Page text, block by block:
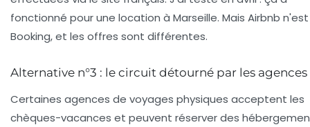
fonctionné pour une location à Marseille. Mais Airbnb
Booking, et les offres sont différentes.
Alternative n°3 : le circuit détourné par les agences
Certaines agences de voyages physiques acceptent les
chèques-vacances et peuvent réserver des